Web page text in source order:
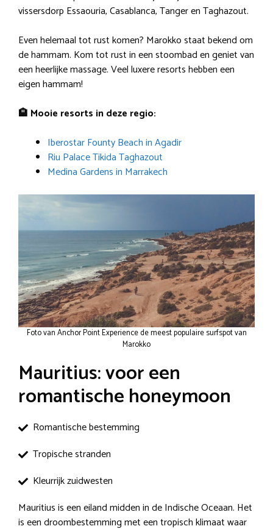
vissersdorp Essaouria, Casablanca, Tanger en Taghazout.
Even helemaal tot rust komen? Marokko staat bekend om
de hammam. Kom tot rust in een stoombad en geniet van
een heerlijke massage. Veel luxere resorts hebben een
eigen hammam!
🏨 Mooie resorts in deze regio:
Iberostar Founty Beach in Agadir
Riu Palace Tikida Taghazout
Medina Gardens in Marrakech
Foto van Anchor Point Experience de meest populaire surfspot van
Marokko
Mauritius: voor een
romantische honeymoon
Romantische bestemming
Tropische stranden
Kleurrijk zuidwesten
Mauritius is een eiland midden in de Indische Oceaan. Het
is een droombestemming met een tropisch klimaat waar